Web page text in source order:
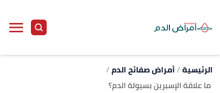
الرئيسية أمراض صفائح الدم
ما علاقة الإسبرين بسيولة الدم؟